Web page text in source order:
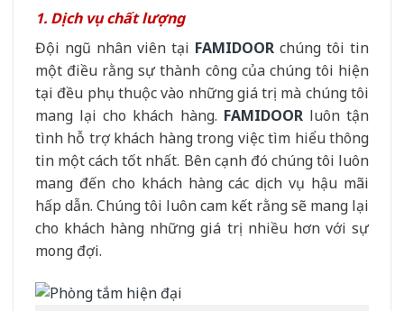
1. Dịch vụ chất lượng
Đội ngũ nhân viên tại FAMIDOOR chúng tôi tin
một điều rằng sự thành công của chúng tôi hiện
tại đều phụ thuộc vào những giá trị mà chúng tôi
mang lại cho khách hàng. FAMIDOORluôn tận
tình hỗ trợ khách hàng trong việc tìm hiểu thông
tin một cách tốt nhất. Bên cạnh đó chúng tôi luôn
mang đến cho khách hàng các dịch vụ hậu mãi
hấp dẫn. Chúng tôi luôn cam kết rằng sẽ mang lại
cho khách hàng những giá trị nhiều hơn với sự
mong đợi.